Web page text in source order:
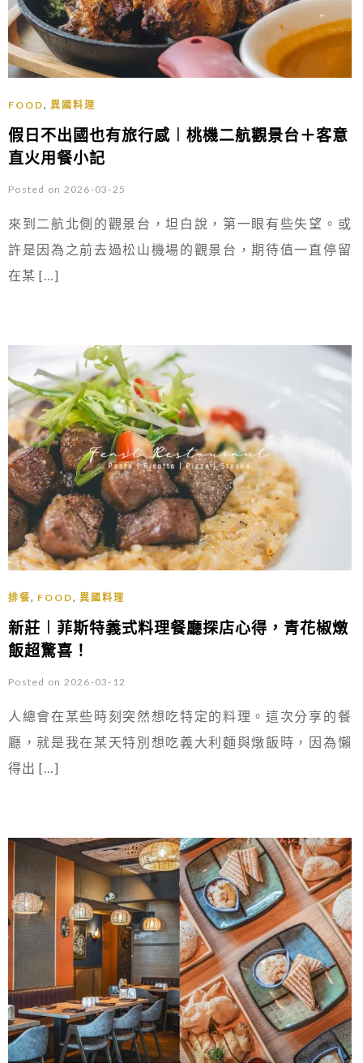
FOOD, 異國料理
假日不出國也有旅行感︱桃機二航觀景台＋客意
直火用餐小記
Posted on 2026-03-25
來到二航北側的觀景台，坦白說，第一眼有些失望。或
許是因為之前去過松山機場的觀景台，期待值一直停留
在某 […]
排餐, FOOD, 異國料理
新莊︱菲斯特義式料理餐廳探店心得，青花椒燉
飯超驚喜！
Posted on 2026-03-12
人總會在某些時刻突然想吃特定的料理。這次分享的餐
廳，就是我在某天特別想吃義大利麵與燉飯時，因為懶
得出 […]